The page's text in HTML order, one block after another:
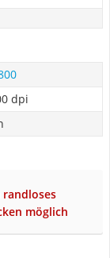
dpi
randloses
möglich